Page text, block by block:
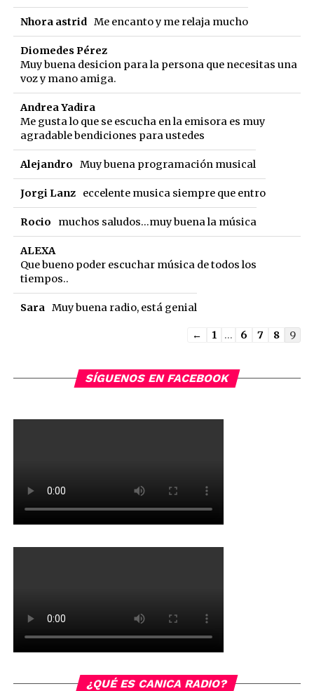
Nhora astrid Me encanto y me relaja mucho
Diomedes Pérez
Muy buena desicion para la persona que necesitas una
voz y mano amiga.
Andrea Yadira
Me gusta lo que se escucha en la emisora es muy
agradable bendiciones para ustedes
Alejandro Muy buena programación musical
Jorgi Lanz eccelente musica siempre que entro
Rocio muchos saludos...muy buena la música
ALEXA
Que bueno poder escuchar música de todos los
tiempos..
Sara Muy buena radio, está genial
Guestbook
← 1 ... 6 7 8 9
SÍGUENOS EN FACEBOOK
¿QUÉ ES CANICA RADIO?